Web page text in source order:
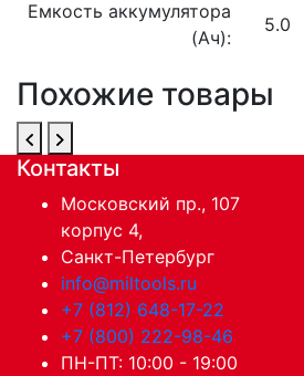
Емкость аккумулятора
(Ач):
5.0
Похожие товары
Контакты
Московский пр., 107
корпус 4,
Санкт-Петербург
info@miltools.ru
+7 (812) 648-17-22
+7 (800) 222-98-46
ПН-ПТ: 10:00 - 19:00